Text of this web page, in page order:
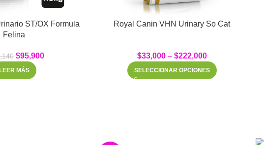
ST/OX Formula
Felina
$95,900
LEER MÁS
Royal Canin VHN Urinary So Cat
$33,000– $222,000
SELECCIONAR OPCIONES